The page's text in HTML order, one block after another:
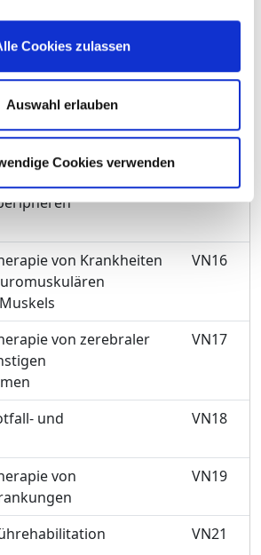
Cookies zulassen
Auswahl erlauben
Cookies verwenden
Krankheiten des
von Krankheiten
und des
VN14
von
sonstigen
von Krankheiten
VN16
von zerebraler
VN17
und
VN18
von
VN19
VN21